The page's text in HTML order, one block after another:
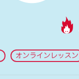
オンラインレッスン